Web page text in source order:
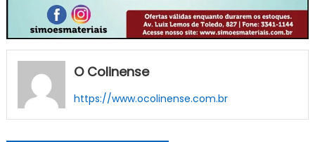
O Colinense
https://www.ocolinense.com.br